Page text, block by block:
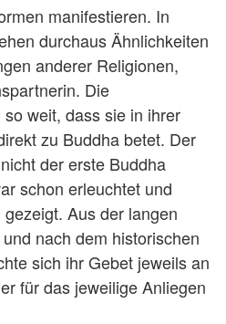
manifestieren. In
durchaus Ähnlichkeiten
anderer Religionen,
Die
weit, dass sie in ihrer
zu Buddha betet. Der
der erste Buddha
schon erleuchtet und
Aus der langen
nach dem historischen
sich ihr Gebet jeweils an
für das jeweilige Anliegen